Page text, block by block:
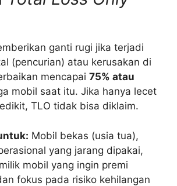
ganti rugi jika terjadi
(pencurian) atau kerusakan di
mencapai 75% atau
mobil saat itu. Jika hanya lecet
TLO tidak bisa diklaim.
Mobil bekas (usia tua),
yang jarang dipakai,
mobil yang ingin premi
fokus pada risiko kehilangan